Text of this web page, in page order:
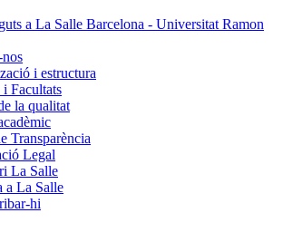
a La Salle Barcelona - Universitat Ramon
i estructura
i Facultats
la qualitat
Transparència
Legal
La Salle
a La Salle
hi